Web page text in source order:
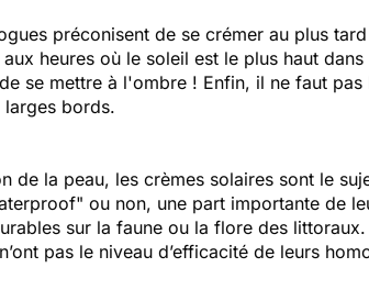
préconisent de se crémer au plus
heures où le soleil est le plus haut
se mettre à l'ombre ! Enfin, il ne faut
bords.
de la peau, les crèmes solaires sont le
ou non, une part importante de
sur la faune ou la flore des
pas le niveau d’efficacité de leurs